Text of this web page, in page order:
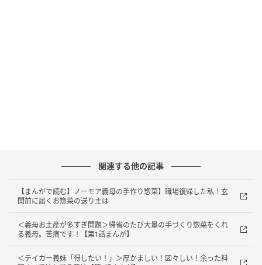
『だいたい1週間の献立を組んでいるし、突然言われても困
る』
出典：https://mamastar.jp/bbs/topic/4515882
この状況を実際に経験したことがあるママたちから、
リアルなコメントが寄せられた今回の投稿。まずは
関連する他の記事
【まんがで読む】ノーモア義母の手作り惣菜】職場復帰した私！玄
関前に届くお惣菜の送り主は
＜義母お土産が多すぎ問題＞帰省のたび大量の手づくり惣菜をくれ
る義母。苦痛です！【第1話まんが】
＜テイカー義妹「得したい！」＞厚かましい！図々しい！余った料